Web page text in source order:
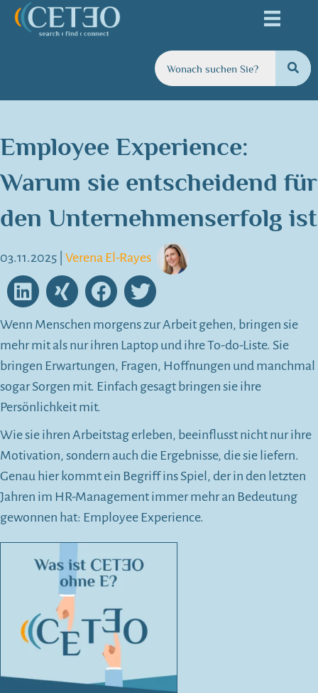
Employee Experience:
Warum sie entscheidend für
den Unternehmenserfolg ist
03.11.2025 Verena El-Rayes
Wenn Menschen morgens zur Arbeit gehen, bringen sie
mehr mit als nur ihren Laptop und ihre To-do-Liste. Sie
bringen Erwartungen, Fragen, Hoffnungen und manchmal
sogar Sorgen mit. Einfach gesagt bringen sie ihre
Persönlichkeit mit.
Wie sie ihren Arbeitstag erleben, beeinflusst nicht nur ihre
Motivation, sondern auch die Ergebnisse, die sie liefern.
Genau hier kommt ein Begriff ins Spiel, der in den letzten
Jahren im HR-Management immer mehr an Bedeutung
gewonnen hat: Employee Experience.